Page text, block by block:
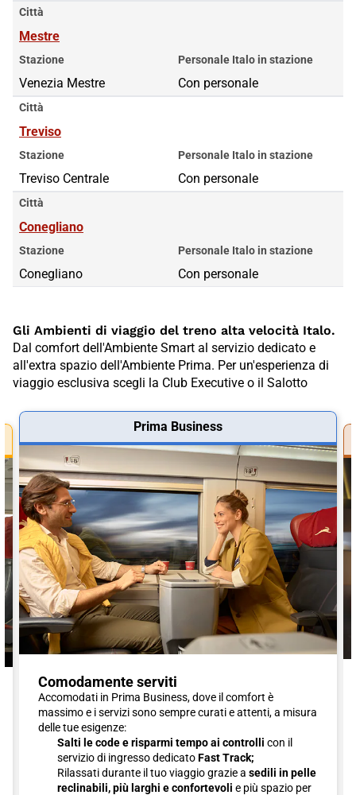
Città
Mestre
Stazione
Venezia Mestre
Personale Italo in stazione
Con personale
Città
Treviso
Stazione
Treviso Centrale
Personale Italo in stazione
Con personale
Città
Conegliano
Stazione
Conegliano
Personale Italo in stazione
Con personale
Gli Ambienti di viaggio del treno alta velocità Italo.
Dal comfort dell'Ambiente Smart al servizio dedicato e
all'extra spazio dell'Ambiente Prima. Per un'esperienza di
viaggio esclusiva scegli la Club Executive o il Salotto
Prima Business
Comodamente serviti
Accomodati in Prima Business, dove il comfort è
massimo e i servizi sono sempre curati e attenti, a misura
delle tue esigenze:
Salti le code e risparmi tempo ai controlli con il
servizio di ingresso dedicatoFast Track;
Rilassati durante il tuo viaggio grazie a sedili in pelle
reclinabili, più larghi e confortevoli e più spazio per